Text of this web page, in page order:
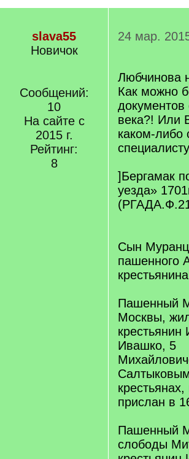
slava55
Новичок
Сообщений:
10
На сайте с
2015 г.
Рейтинг:
8
24 мар.
Любчинова
Как можно
документов
века?! Или
каком-либо
]Бергамак
уезда»
Сын
пашенного
Пашенный
Москвы,
Ивашко, 5
прислан в
Пашенный
слободы